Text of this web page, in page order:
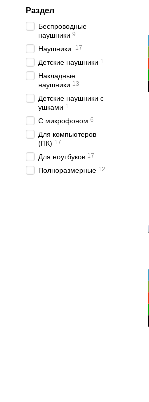
Раздел
Беспроводные
наушники 9
Наушники 17
Детские наушники 1
Накладные
наушники 13
Детские наушники с
ушками 1
С микрофоном 6
Для компьютеров
(ПК) 17
Для ноутбуков 17
Полноразмерные 12